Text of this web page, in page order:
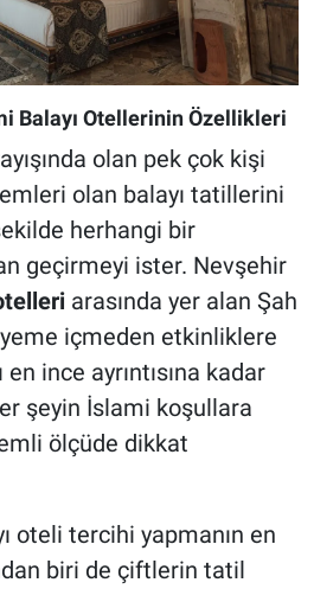
Balayı Otellerinin Özellikleri
olan pek çok kişi
olan balayı tatillerini
herhangi bir
geçirmeyi ister. Nevşehir
arasında yer alan Şah
içmeden etkinliklere
ince ayrıntısına kadar
şeyin İslami koşullara
ölçüde dikkat
oteli tercihi yapmanın en
biri de çiftlerin tatil